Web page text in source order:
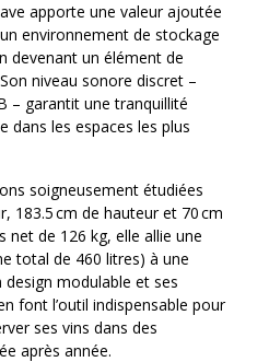
apporte une valeur ajoutée
environnement de stockage
devenant un élément de
niveau sonore discret –
– garantit une tranquillité
dans les espaces les plus
soigneusement étudiées
183.5 cm de hauteur et 70 cm
de 126 kg, elle allie une
total de 460 litres) à une
modulable et ses
font l’outil indispensable pour
ses vins dans des
après année.